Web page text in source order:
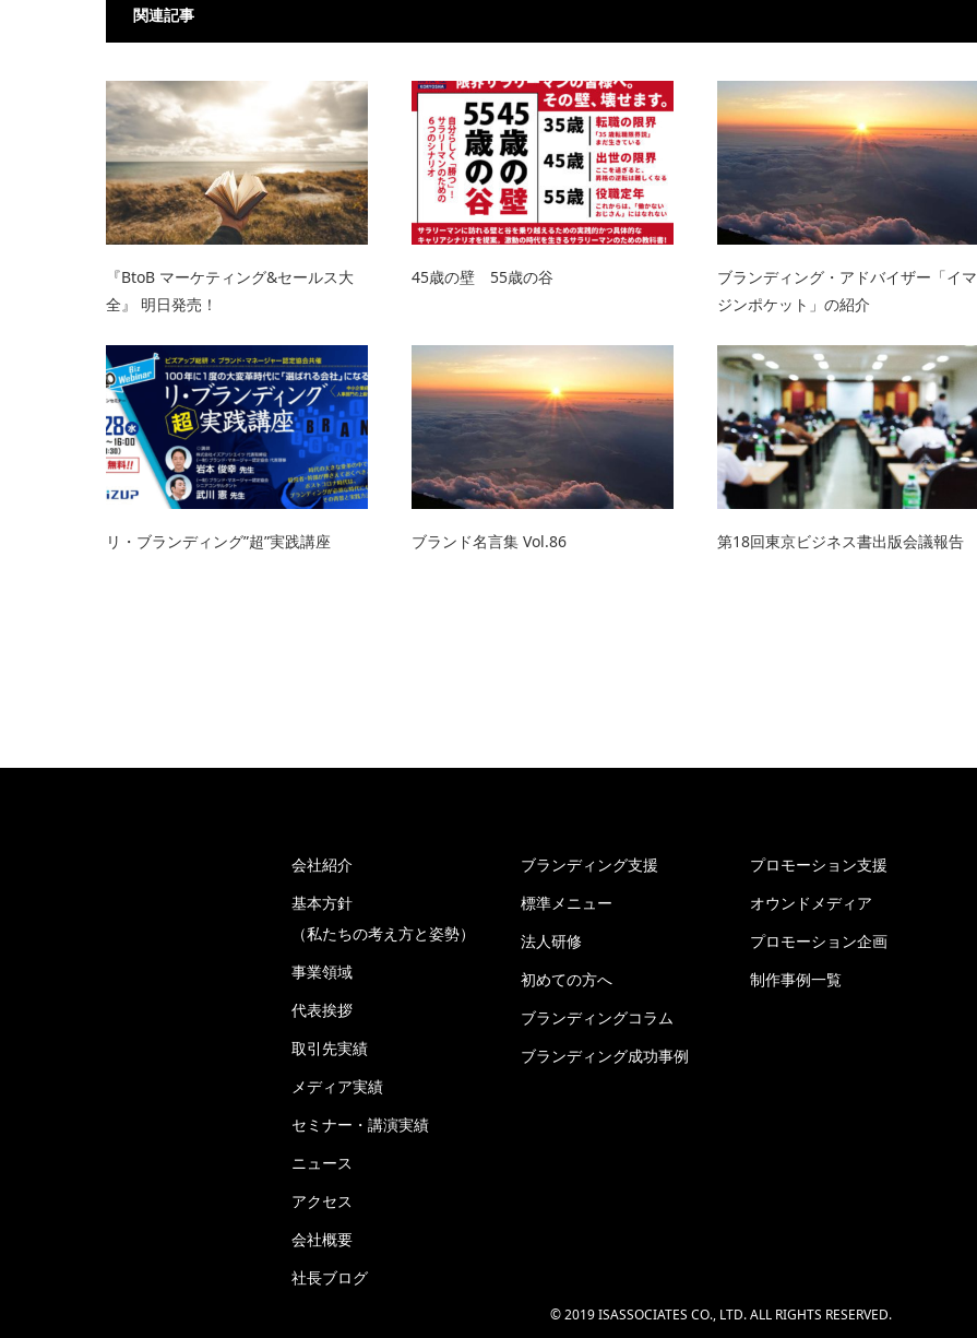
関連記事
『BtoB マーケティング&セールス大
全』 明日発売！
45歳の壁 55歳の谷
ブランディング・アドバイザー「イマ
ジンポケット」の紹介
リ・ブランディング”超”実践講座 ブランド名言集 Vol.86 第18回東京ビジネス書出版会議報告
会社紹介
基本方針
（私たちの考え方と姿勢）
事業領域
代表挨拶
取引先実績
メディア実績
セミナー・講演実績
ニュース
アクセス
会社概要
社長ブログ
ブランディング支援
標準メニュー
法人研修
初めての方へ
ブランディングコラム
ブランディング成功事例
プロモーション支援
オウンドメディア
プロモーション企画
制作事例一覧
© 2019 ISASSOCIATES CO., LTD. ALL RIGHTS RESERVED.